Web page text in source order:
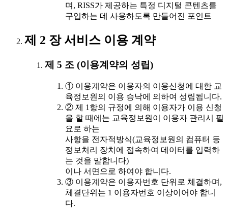
며, RISS가 제공하는 특정 디지털 콘텐츠를
구입하는 데 사용하도록 만들어진 포인트
제 2 장 서비스 이용 계약
제 5 조 (이용계약의 성립)
① 이용계약은 이용자의 이용신청에 대한 교
육정보원의 이용 승낙에 의하여 성립됩니다.
② 제 1항의 규정에 의해 이용자가 이용 신청
을 할 때에는 교육정보원이 이용자 관리시 필
요로 하는
사항을 전자적방식(교육정보원의 컴퓨터 등
정보처리 장치에 접속하여 데이터를 입력하
는 것을 말합니다)
이나 서면으로 하여야 합니다.
③ 이용계약은 이용자번호 단위로 체결하며,
체결단위는 1 이용자번호 이상이어야 합니
다.